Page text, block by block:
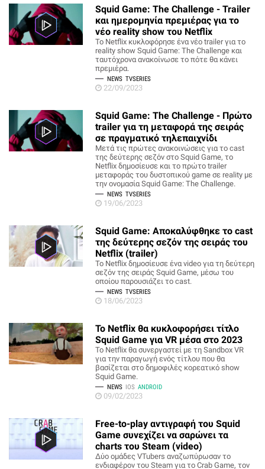
Squid Game: The Challenge - Trailer
και ημερομηνία πρεμιέρας για το
νέο reality show του Netflix
Το Netflix κυκλοφόρησε ένα νέο trailer για το
reality show Squid Game: The Challenge και
ταυτόχρονα ανακοίνωσε το πότε θα κάνει
πρεμιέρα.
NEWS TVSERIES
22/09/2023
Squid Game: The Challenge - Πρώτο
trailer για τη μεταφορά της σειράς
σε πραγματικό τηλεπαιχνίδι
Μετά τις πρώτες ανακοινώσεις για το cast
της δεύτερης σεζόν στο Squid Game, το
Netflix δημοσίευσε και το πρώτο trailer
μεταφοράς του δυστοπικού game σε reality με
την ονομασία Squid Game: The Challenge.
NEWS TVSERIES
19/06/2023
Squid Game: Αποκαλύφθηκε το cast
της δεύτερης σεζόν της σειράς του
Netflix (trailer)
To Netflix δημοσίευσε ένα video για τη δεύτερη
σεζόν της σειράς Squid Game, μέσω του
οποίου παρουσιάζει το cast.
NEWS TVSERIES
18/06/2023
Το Netflix θα κυκλοφορήσει τίτλο
Squid Game για VR μέσα στο 2023
Το Netflix θα συνεργαστεί με τη Sandbox VR
για την παραγωγή ενός τίτλου που θα
βασίζεται στο δημοφιλές κορεατικό show
Squid Game.
NEWS IOS ANDROID
09/02/2023
Free-to-play αντιγραφή του Squid
Game συνεχίζει να σαρώνει τα
charts του Steam (video)
Δύο ομάδες VTubers αναζωπύρωσαν το
ενδιαφέρον του Steam για το Crab Game, τον